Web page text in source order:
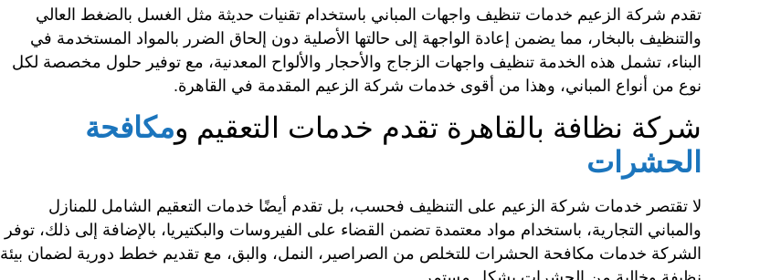
تقدم شركة الزعيم خدمات تنظيف واجهات المباني باستخدام تقنيات حديثة مثل الغسل بالضغط العالي
والتنظيف بالبخار، مما يضمن إعادة الواجهة إلى حالتها الأصلية دون إلحاق الضرر بالمواد المستخدمة في
البناء، تشمل هذه الخدمة تنظيف واجهات الزجاج والأحجار والألواح المعدنية، مع توفير حلول مخصصة لكل
نوع من أنواع المباني، وهذا من أقوى خدمات شركة الزعيم المقدمة في القاهرة.
شركة نظافة بالقاهرة تقدم خدمات التعقيم ومكافحة
الحشرات
لا تقتصر خدمات شركة الزعيم على التنظيف فحسب، بل تقدم أيضًا خدمات التعقيم الشامل للمنازل
والمباني التجارية، باستخدام مواد معتمدة تضمن القضاء على الفيروسات والبكتيريا، بالإضافة إلى ذلك، توفر
الشركة خدمات مكافحة الحشرات للتخلص من الصراصير، النمل، والبق، مع تقديم خطط دورية لضمان بيئة